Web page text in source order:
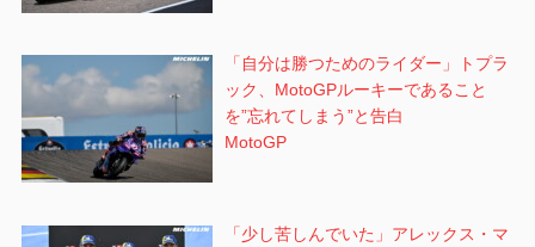
「自分は勝つためのライダー」トプラ
ック、MotoGPルーキーであること
を”忘れてしまう”と告白
MotoGP
「少し苦しんでいた」アレックス・マ